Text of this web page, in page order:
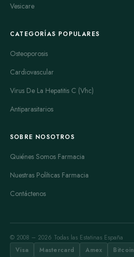
Vesicare
CATEGORÍAS POPULARES
Osteoporosis
Cardiovascular
Virus De La Hepatitis C (Vhc)
Antiparasitarios
SOBRE NOSOTROS
Quiénes Somos Farmacia
Nuestras Políticas Farmacia
Contáctenos
© 2008 – 2026 Todas las Estatinas España
Visa
Mastercard Amex Bitcoin